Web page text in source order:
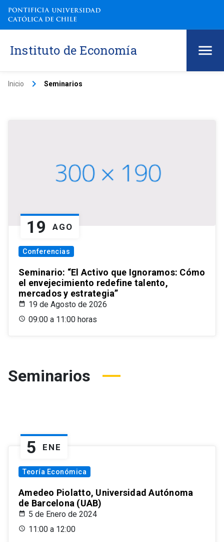
Instituto de Economía
Inicio keyboard_arrow_right Seminarios
19 AGO
Conferencias
Seminario: “El Activo que Ignoramos: Cómo
el envejecimiento redefine talento,
mercados y estrategia”
19 de Agosto de 2026
09:00 a 11:00 horas
Seminarios
5 ENE
Teoría Económica
Amedeo Piolatto, Universidad Autónoma
de Barcelona (UAB)
5 de Enero de 2024
11:00 a 12:00